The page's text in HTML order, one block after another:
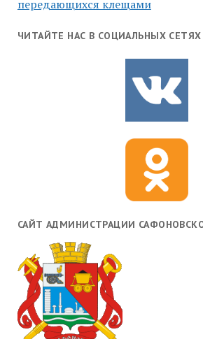
передающихся клещами
ЧИТАЙТЕ НАС В СОЦИАЛЬНЫХ СЕТЯХ
САЙТ АДМИНИСТРАЦИИ